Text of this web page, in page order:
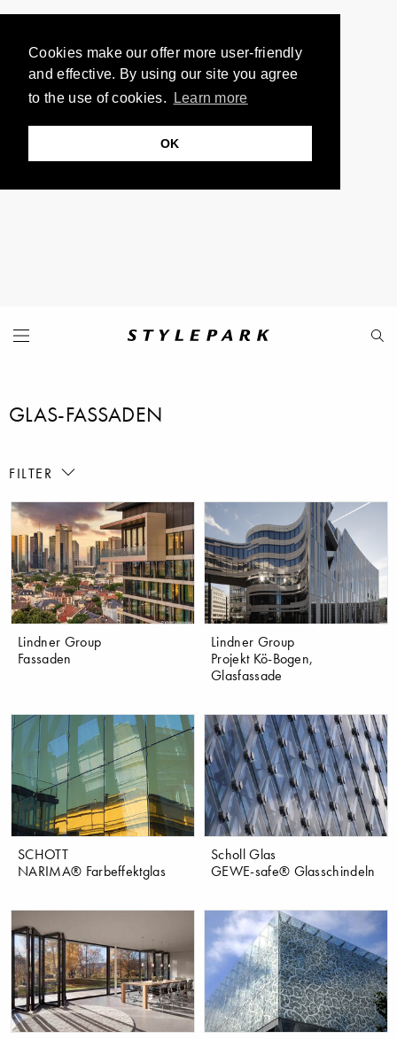
Cookies make our offer more user-friendly
and effective. By using our site you agree
to the use of cookies.
Learn more
OK
GLAS-FASSADEN
FILTER
Lindner Group
Fassaden
Lindner Group
Projekt Kö-Bogen,
Glasfassade
SCHOTT
NARIMA® Farbeffektglas
Scholl Glas
GEWE-safe® Glasschindeln